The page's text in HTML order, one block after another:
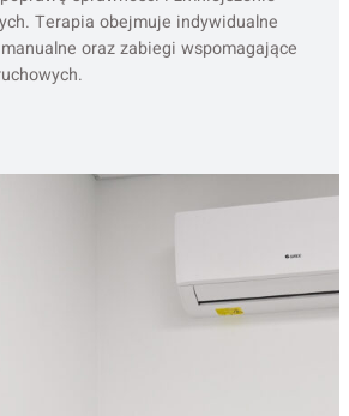
Terapia obejmuje indywidualne
oraz zabiegi wspomagające